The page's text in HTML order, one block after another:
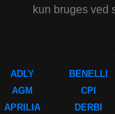
kun bruges ved
ADLY
AGM
APRILIA
BENELLI
CPI
DERBI